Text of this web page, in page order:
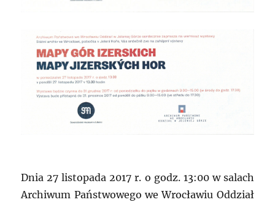
Dnia 27 listopada 2017 r. o godz. 13:00 w salach
Archiwum Państwowego we Wrocławiu Oddział